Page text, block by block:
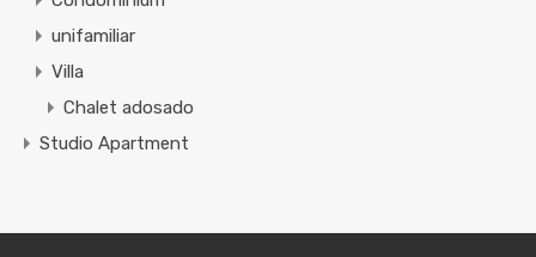
unifamiliar
Villa
Chalet adosado
Studio Apartment